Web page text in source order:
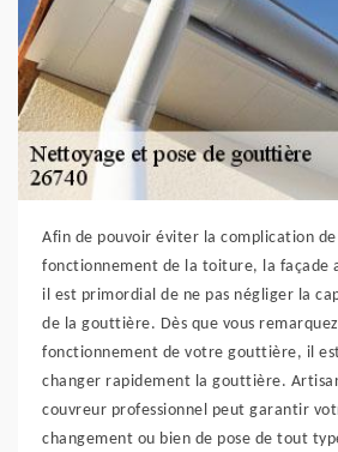
Afin de pouvoir éviter la complication
fonctionnement de la toiture, la façade
il est primordial de ne pas négliger la
de la gouttière. Dès que vous
fonctionnement de votre gouttière, il
changer rapidement la gouttière.
couvreur professionnel peut garantir
changement ou bien de pose de tout